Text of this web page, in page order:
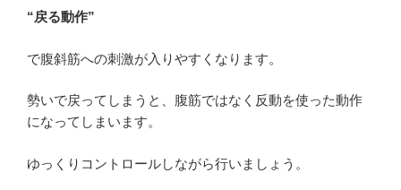
“戻る動作”
で腹斜筋への刺激が入りやすくなります。
勢いで戻ってしまうと、腹筋ではなく反動を使った動作
になってしまいます。
ゆっくりコントロールしながら行いましょう。